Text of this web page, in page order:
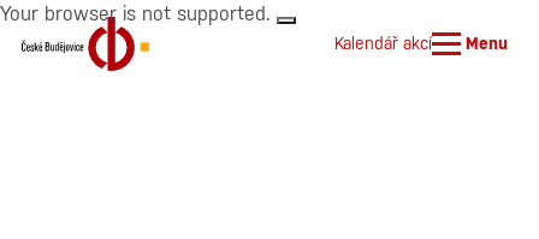
Your browser is not supported.
Kalendář akcí Menu